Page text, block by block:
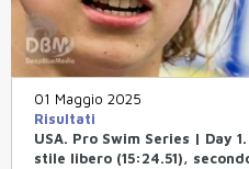
01 Maggio 2025
Risultati
USA. Pro Swim Series | Day
stile libero (15:24.51),